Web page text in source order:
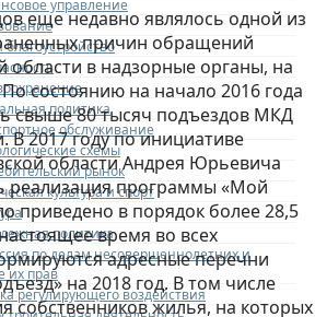
управление
политика
обслуживание
схемы
рынок
культура и спорт
политика
по делам несовершеннолетних и
их прав
регулирующего воздействия
еще недавно являлось одной из
причин обращений
области в надзорные органы, на
состоянию на начало 2016 года
свыше 80 тысяч подъездов МКД
В 2017 году по инициативе
области Андрея Юрьевича
реализация программы «Мой
приведено в порядок более 28,5
время во всех
адресные перечни
на 2018 год. В том числе
собственников жилья, на которых